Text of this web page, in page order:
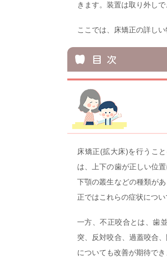
きます。装置は取り外し
ここでは、床矯正の詳し
目 次
床矯正(拡大床)を行うこ
は、上下の歯が正しい位
下顎の叢生などの種類が
正ではこれらの症状につい
一方、不正咬合とは、歯
突、反対咬合、過蓋咬合
についても改善が期待でき